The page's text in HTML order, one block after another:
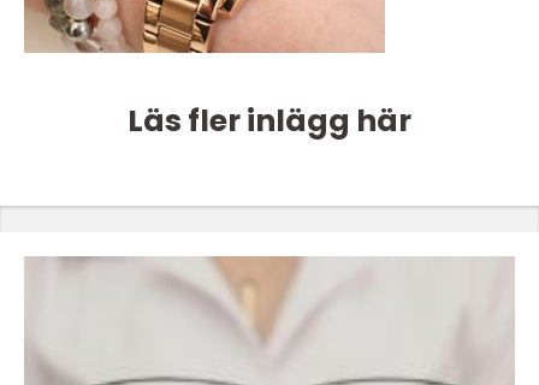
Läs fler inlägg här